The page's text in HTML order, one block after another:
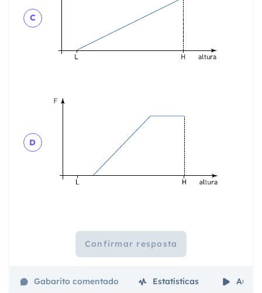
C
D
Confirmar resposta
Gabarito comentado Estatísticas Aulas